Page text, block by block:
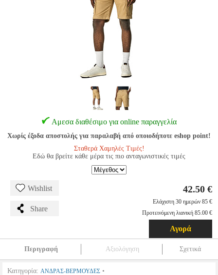
Αμεσα διαθέσιμο για online παραγγελία
Χωρίς έξοδα αποστολής για παραλαβή από οποιοδήποτε eshop point!
Σταθερά Χαμηλές Τιμές!
Εδώ θα βρείτε κάθε μέρα τις πιο ανταγωνιστικές τιμές
Wishlist
Share
42.50 €
Ελάχιστη 30 ημερών 85 €
Προτεινόμενη λιανική 85.00 €
Αγορά
Περιγραφή Αξιολόγηση Σχετικά
Κατηγορία: ΑΝΔΡΑΣ-ΒΕΡΜΟΥΔΕΣ •